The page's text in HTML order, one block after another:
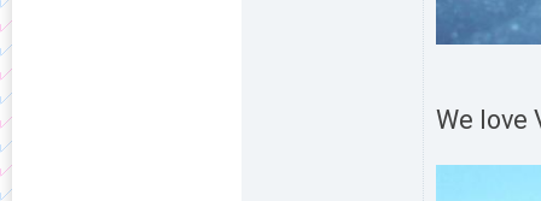
We love